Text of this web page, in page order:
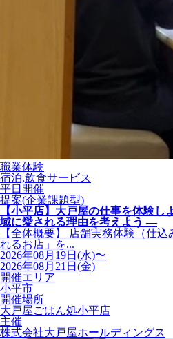
職業体験
宿泊,飲食サービス
平日開催
提案(企業課題型)
【小平店】大戸屋の仕事を体験
域に愛される理由を考えよう ―
【全体概要】 店舗実務体験（仕
れるお店」を...
2026年08月19日(水)〜
2026年08月21日(金)
開催エリア
小平市
開催場所
大戸屋ごはん処小平店
主催
株式会社大戸屋ホールディングス